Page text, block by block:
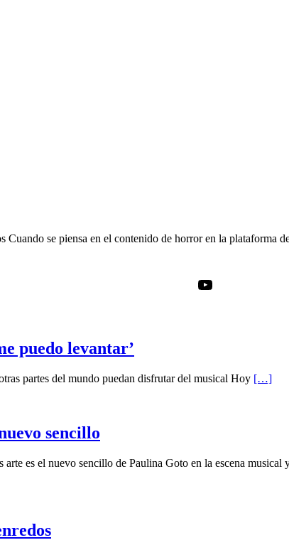
se piensa en el contenido de horror en la plataforma
YouTube
puedo levantar’
partes del mundo puedan disfrutar del musical Hoy […]
sencillo
es el nuevo sencillo de Paulina Goto en la escena musical